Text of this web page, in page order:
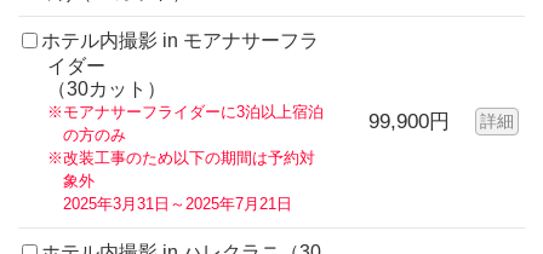
ホテル内撮影 in モアナサーフラ
イダー
（30カット）
※モアナサーフライダーに3泊以上宿泊
の方のみ
※改装工事のため以下の期間は予約対
象外
2025年3月31日～2025年7月21日
99,900円 詳細